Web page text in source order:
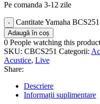
Pe comanda 3-12 zile
Cantitate Yamaha BCS251
Adaugă în coș
0 People watching this
SKU: CBCS251 Categorii:
Acustice, Live
Share:
Descriere
Informații suplimentare